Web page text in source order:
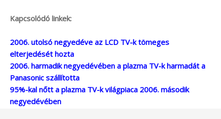
Kapcsolódó linkek:
2006. utolsó negyedéve az LCD TV-k tömeges
elterjedését hozta
2006. harmadik negyedévében a plazma TV-k harmadát a
Panasonic szállította
95%-kal nőtt a plazma TV-k világpiaca 2006. második
negyedévében